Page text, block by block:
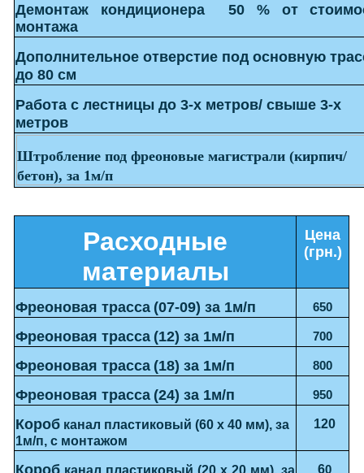
Демонтаж кондиционера 50 % от
монтажа
Дополнительное отверстие под основную
до 80 см
Работа с лестницы до 3-х метров/ свыше 3-х
метров
Штробление под фреоновые магистрали (кирпич/
бетон), за 1м/п
Расходные
материалы
Цена
(грн.)
Фреоновая трасса (07-09) за 1м/п 650
Фреоновая трасса (12) за 1м/п 700
Фреоновая трасса (18) за 1м/п 800
Фреоновая трасса (24) за 1м/п 950
Короб канал пластиковый (60 х 40 мм), за
1м/п, с монтажом
120
Короб канал пластиковый (20 х 20 мм), за
60